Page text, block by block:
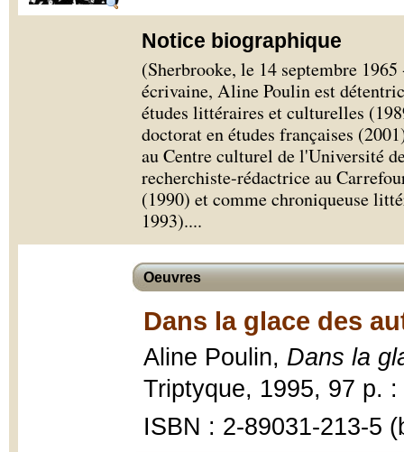
Notice biographique
(Sherbrooke, le 14 septembre
écrivaine, Aline Poulin est
études littéraires et culturelles
doctorat en études françaises
au Centre culturel de l'Université
recherchiste-rédactrice au
(1990) et comme chroniqueuse
1993)....
Oeuvres
Dans la glace des
Aline Poulin, Dans la
Triptyque, 1995, 97 p.
ISBN : 2-89031-213-5